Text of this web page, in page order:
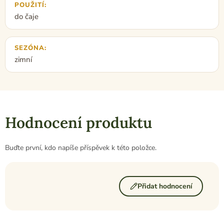
POUŽITÍ:
do čaje
SEZÓNA:
zimní
Hodnocení produktu
Buďte první, kdo napíše příspěvek k této položce.
Přidat hodnocení